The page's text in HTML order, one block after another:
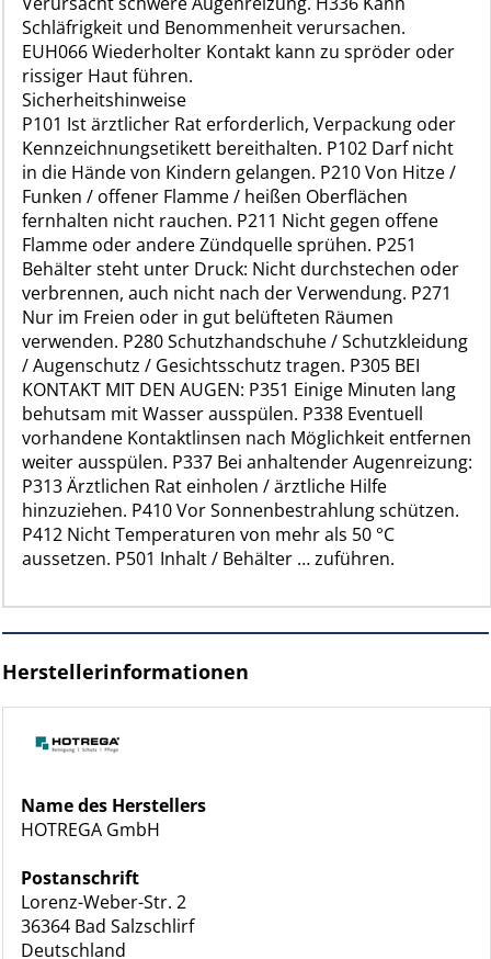
Schläfrigkeit und Benommenheit verursachen.
EUH066 Wiederholter Kontakt kann zu spröder oder
rissiger Haut führen.
Sicherheitshinweise
P101 Ist ärztlicher Rat erforderlich, Verpackung oder
Kennzeichnungsetikett bereithalten. P102 Darf nicht
in die Hände von Kindern gelangen. P210 Von Hitze /
Funken / offener Flamme / heißen Oberflächen
fernhalten nicht rauchen. P211 Nicht gegen offene
Flamme oder andere Zündquelle sprühen. P251
Behälter steht unter Druck: Nicht durchstechen oder
verbrennen, auch nicht nach der Verwendung. P271
Nur im Freien oder in gut belüfteten Räumen
verwenden. P280 Schutzhandschuhe / Schutzkleidung
/ Augenschutz / Gesichtsschutz tragen. P305 BEI
KONTAKT MIT DEN AUGEN: P351 Einige Minuten lang
behutsam mit Wasser ausspülen. P338 Eventuell
vorhandene Kontaktlinsen nach Möglichkeit entfernen
weiter ausspülen. P337 Bei anhaltender Augenreizung:
P313 Ärztlichen Rat einholen / ärztliche Hilfe
hinzuziehen. P410 Vor Sonnenbestrahlung schützen.
P412 Nicht Temperaturen von mehr als 50 °C
aussetzen. P501 Inhalt / Behälter … zuführen.
Herstellerinformationen
Name des Herstellers
HOTREGA GmbH
Postanschrift
Lorenz-Weber-Str. 2
36364 Bad Salzschlirf
Deutschland